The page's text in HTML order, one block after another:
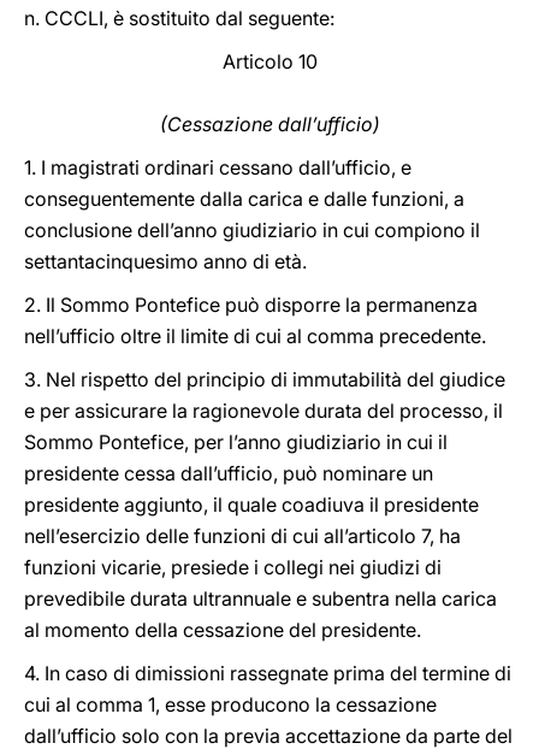
n. CCCLI, è sostituito dal seguente:
Articolo 10
(Cessazione dall’ufficio)
1. I magistrati ordinari cessano dall’ufficio, e
conseguentemente dalla carica e dalle funzioni, a
conclusione dell’anno giudiziario in cui compiono il
settantacinquesimo anno di età.
2. Il Sommo Pontefice può disporre la permanenza
nell’ufficio oltre il limite di cui al comma precedente.
3. Nel rispetto del principio di immutabilità del giudice
e per assicurare la ragionevole durata del processo, il
Sommo Pontefice, per l’anno giudiziario in cui il
presidente cessa dall’ufficio, può nominare un
presidente aggiunto, il quale coadiuva il presidente
nell’esercizio delle funzioni di cui all’articolo 7, ha
funzioni vicarie, presiede i collegi nei giudizi di
prevedibile durata ultrannuale e subentra nella carica
al momento della cessazione del presidente.
4. In caso di dimissioni rassegnate prima del termine di
cui al comma 1, esse producono la cessazione
dall’ufficio solo con la previa accettazione da parte del